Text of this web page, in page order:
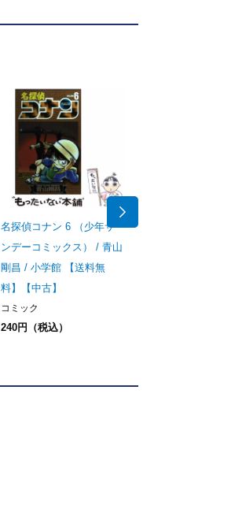
名探偵コナン 6 （少年サ
ンデーコミックス） / 青山
剛昌 / 小学館 【送料無
料】【中古】
コミック
240円（税込）